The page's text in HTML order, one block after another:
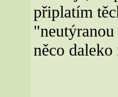
připlatím
něco